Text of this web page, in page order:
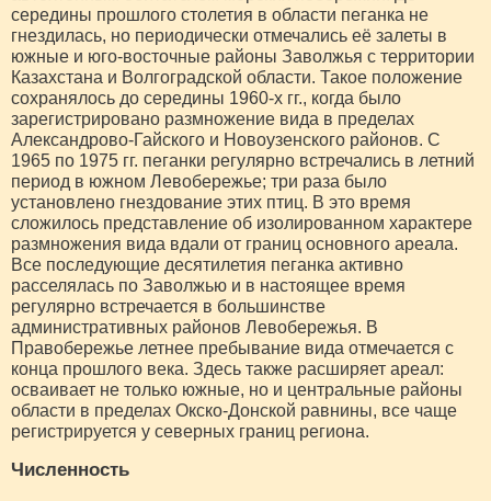
середины прошлого столетия в области пеганка не
гнездилась, но периодически отмечались её залеты в
южные и юго-восточные районы Заволжья с территории
Казахстана и Волгоградской области. Такое положение
сохранялось до середины 1960-х гг., когда было
зарегистрировано размножение вида в пределах
Александрово-Гайского и Новоузенского районов. С
1965 по 1975 гг. пеганки регулярно встречались в летний
период в южном Левобережье; три раза было
установлено гнездование этих птиц. В это время
сложилось представление об изолированном характере
размножения вида вдали от границ основного ареала.
Все последующие десятилетия пеганка активно
расселялась по Заволжью и в настоящее время
регулярно встречается в большинстве
административных районов Левобережья. В
Правобережье летнее пребывание вида отмечается с
конца прошлого века. Здесь также расширяет ареал:
осваивает не только южные, но и центральные районы
области в пределах Окско-Донской равнины, все чаще
регистрируется у северных границ региона.
Численность